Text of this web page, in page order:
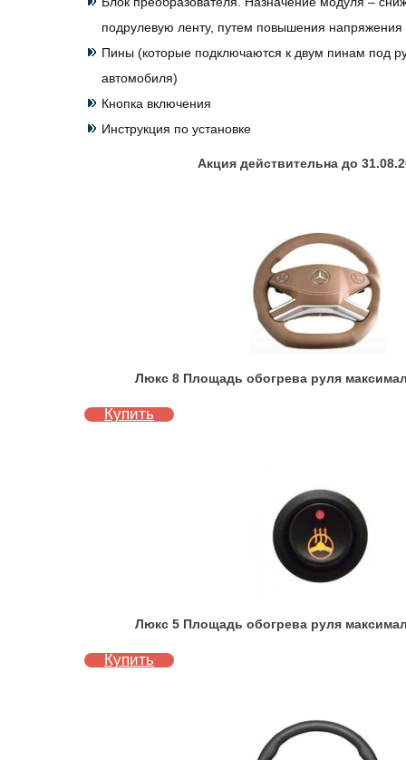
подрулевую ленту, путем повышения напряжения
Пины (которые подключаются к двум пинам под
автомобиля)
Кнопка включения
Инструкция по установке
Акция действительна до
Люкс 8 Площадь обогрева руля
Купить
Люкс 5 Площадь обогрева руля
Купить